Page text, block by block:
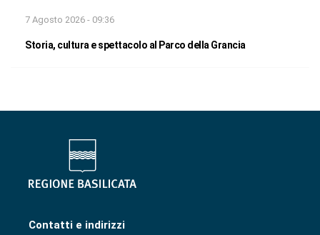
7 Agosto 2026 - 09:36
Storia, cultura e spettacolo al Parco della Grancia
Contatti e indirizzi